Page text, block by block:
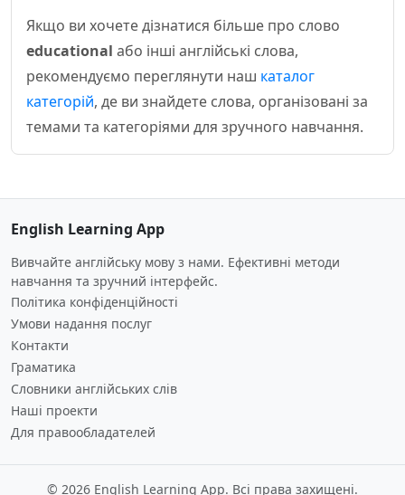
Якщо ви хочете дізнатися більше про слово
educational або інші англійські слова,
рекомендуємо переглянути наш каталог
категорій, де ви знайдете слова, організовані за
темами та категоріями для зручного навчання.
English Learning App
Вивчайте англійську мову з нами. Ефективні методи
навчання та зручний інтерфейс.
Політика конфіденційності
Умови надання послуг
Контакти
Граматика
Словники англійських слів
Наші проекти
Для правообладателей
© 2026 English Learning App. Всі права захищені.